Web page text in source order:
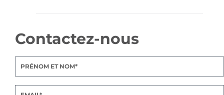
Contactez-nous